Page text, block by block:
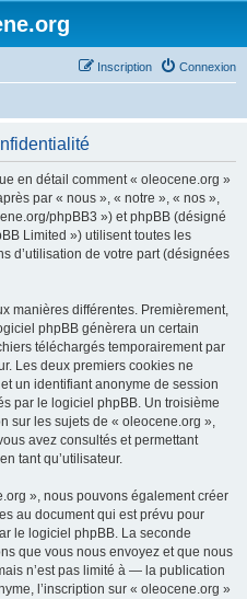
Connexion
Inscription
en détail comment « oleocene.org »
par « nous », « notre », « nos »,
phpBB3 ») et phpBB (désigné
Limited ») utilisent toutes les
d’utilisation de votre part (désignées
manières différentes. Premièrement,
phpBB génèrera un certain
téléchargés temporairement par
Les deux premiers cookies ne
un identifiant anonyme de session
par le logiciel phpBB. Un troisième
sur les sujets de « oleocene.org »,
avez consultés et permettant
tant qu’utilisateur.
», nous pouvons également créer
au document qui est prévu pour
le logiciel phpBB. La seconde
que vous nous envoyez et que nous
n’est pas limité à — la publication
l’inscription sur « oleocene.org »